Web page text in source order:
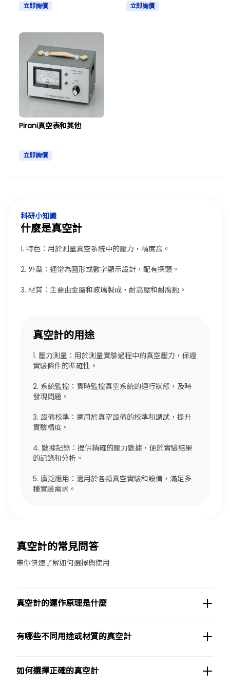
立即詢價 立即詢價
Pirani真空表和其他
立即詢價
科研小知識
什麼是真空計
1. 特色：用於測量真空系統中的壓力，精度高。
2. 外型：通常為圓形或數字顯示設計，配有探頭。
3. 材質：主要由金屬和玻璃製成，耐高壓和耐腐蝕。
真空計的用途
1. 壓力測量：用於測量實驗過程中的真空壓力，保證
實驗條件的準確性。
2. 系統監控：實時監控真空系統的運行狀態，及時
發現問題。
3. 設備校準：適用於真空設備的校準和調試，提升
實驗精度。
4. 數據記錄：提供精確的壓力數據，便於實驗結果
的記錄和分析。
5. 廣泛應用：適用於各類真空實驗和設備，滿足多
種實驗需求。
真空計的常見問答
帶你快速了解如何選擇與使用
真空計的運作原理是什麼
有哪些不同用途或材質的真空計
如何選擇正確的真空計